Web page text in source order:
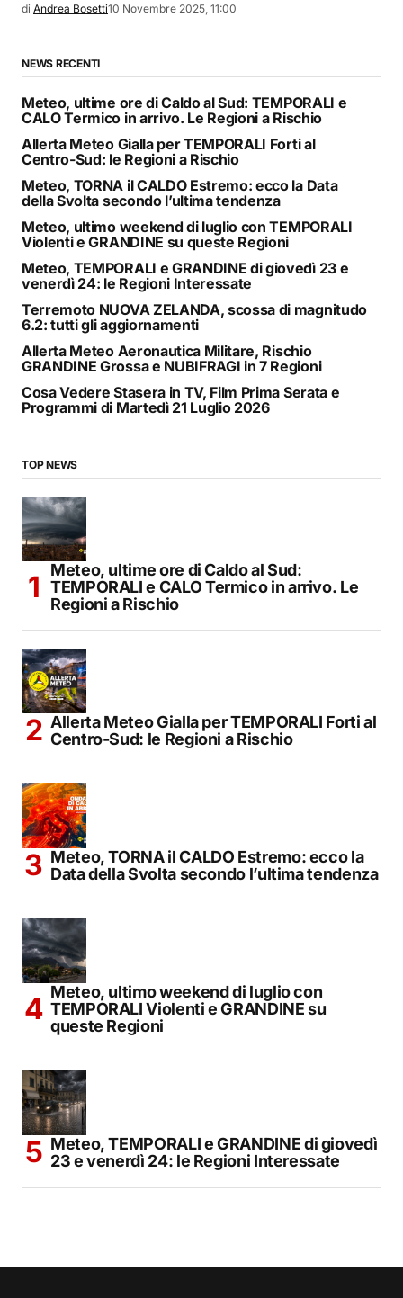
di Andrea Bosetti10 Novembre 2025, 11:00
NEWS RECENTI
Meteo, ultime ore di Caldo al Sud: TEMPORALI e
CALO Termico in arrivo. Le Regioni a Rischio
Allerta Meteo Gialla per TEMPORALI Forti al
Centro-Sud: le Regioni a Rischio
Meteo, TORNA il CALDO Estremo: ecco la Data
della Svolta secondo l’ultima tendenza
Meteo, ultimo weekend di luglio con TEMPORALI
Violenti e GRANDINE su queste Regioni
Meteo, TEMPORALI e GRANDINE di giovedì 23 e
venerdì 24: le Regioni Interessate
Terremoto NUOVA ZELANDA, scossa di magnitudo
6.2: tutti gli aggiornamenti
Allerta Meteo Aeronautica Militare, Rischio
GRANDINE Grossa e NUBIFRAGI in 7 Regioni
Cosa Vedere Stasera in TV, Film Prima Serata e
Programmi di Martedì 21 Luglio 2026
TOP NEWS
Meteo, ultime ore di Caldo al Sud:
TEMPORALI e CALO Termico in arrivo. Le
Regioni a Rischio
Allerta Meteo Gialla per TEMPORALI Forti al
Centro-Sud: le Regioni a Rischio
Meteo, TORNA il CALDO Estremo: ecco la
Data della Svolta secondo l’ultima tendenza
Meteo, ultimo weekend di luglio con
TEMPORALI Violenti e GRANDINE su
queste Regioni
Meteo, TEMPORALI e GRANDINE di giovedì
23 e venerdì 24: le Regioni Interessate